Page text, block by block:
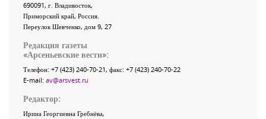
690091, г. Владивосток,
Приморский край, Россия.
Переулок Шевченко, дом 9, 27
Редакция газеты
«Арсеньевские вести»:
Телефон: +7 (423) 240-70-21, факс: +7 (423) 240-70-22
E-mail: av@arsvest.ru
Редактор:
Ирина Георгиевна Гребнёва,